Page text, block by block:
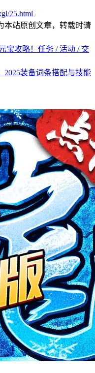
25.html
本站原创文章，转载时请
宝攻略！任务 / 活动 / 交
2025装备词条搭配与技能